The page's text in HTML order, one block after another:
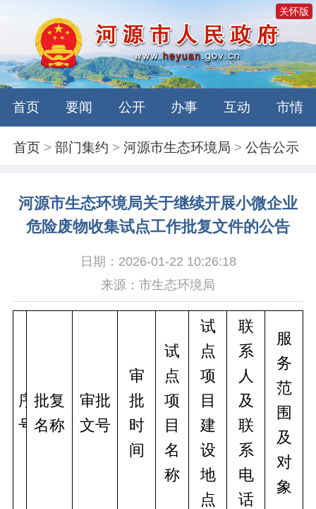
关怀版
首页 要闻 公开 办事 互动 市情
首页 >部门集约 >河源市生态环境局 >公告公示
河源市生态环境局关于继续开展小微企业
危险废物收集试点工作批复文件的公告
日期：2026-01-22 10:26:18
来源：市生态环境局
序
号
批复
名称
审批
文号
审
批
时
间
试
点
项
目
名
称
试
点
项
目
建
设
地
点
联
系
人
及
联
系
电
话
服
务
范
围
及
对
象